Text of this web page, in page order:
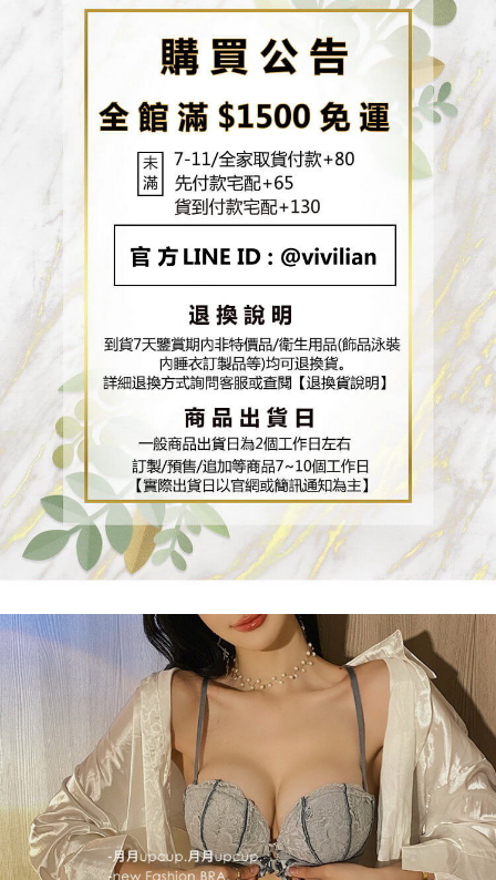
1.本服務係由「台灣大哥大股份有限公司」（以下簡稱本公司）所提供，讓
用戶於交易時，得透過本服務購買商品或服務，並由商店將買賣／分期付款
買賣價金債權讓與本公司後，依約使用本公司帳單繳交帳款。
2.基於同意付款使用「大哥付你分期」之契約關係目的，商店將以您的個人
資料（包含姓名、電話或地址）提供予台灣大哥大進項蒐集、處理及利用，
由本公司與您本人進行分期帳單所需資料之確認、核對及更正。
3.完整用戶服務條款，請詳閱以下連結：
https://oppay.tw/userRule
ATM／網路銀行／等多元方式進行付款，方視為交易完成。
※ 請注意：結帳手續完成當下不需立刻繳費，但若您需要取消訂單，請聯絡
購買商品的店家。未經商家同意取消之訂單仍視為有效，需透過AFTEE先享
※ 交易是否成功請以「AFTEE先享後付 」之結帳頁面顯示為準，若有關於
是否繳費成功／繳費後需取消欲退款等相關疑問，請聯繫「AFTEE先享後付
客戶支援中心」https://netprotections.freshdesk.com/support/home
１．透過由恩沛科技股份有限公司提供之「AFTEE先享後付」服務完成之交
易，需依本服務之必要範圍內提供個人資料，並將交易相關給付款項請求債
權轉讓予恩沛科技股份有限公司。
２．關於個人資料處理事宜，請瀏覽以下網址：
https://aftee.tw/terms/#terms3
３．未成年的使用者請事先徵得法定代理人或監護人之同意方可使用
「AFTEE先享後付」，若未經同意申辦者引起之損失，本公司不負相關責
任。
４．使用「AFTEE先享後付」時，將依據個別帳號之用戶狀況，依本公司即
時審查核予不同之上限額度；若仍有額度不足之情形，本公司將視審查結果
請求用戶進行身份認證。
５．嚴禁一人註冊多個帳號或使用他人資訊註冊。若發現惡意使用之情形，
恩沛科技股份有限公司將有權停止該用戶之使用額度並採取法律行動。
每筆NT$80，滿NT$1,500(含以上)免運費
每筆NT$65，滿NT$1,500(含以上)免運費
每筆NT$130，滿NT$1,500(含以上)免運費